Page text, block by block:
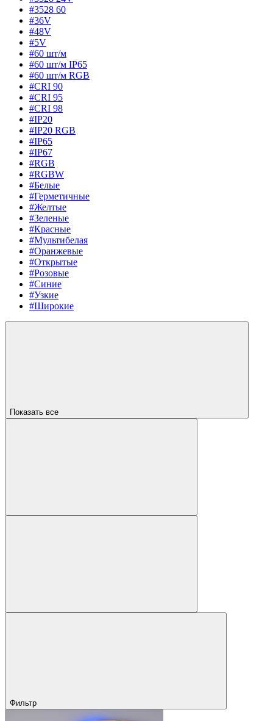
#3528 60
#36V
#48V
#5V
#60 шт/м
#60 шт/м IP65
#60 шт/м RGB
#CRI 90
#CRI 95
#CRI 98
#IP20
#IP20 RGB
#IP65
#IP67
#RGB
#RGBW
#Белые
#Герметичные
#Желтые
#Зеленые
#Красные
#Мультибелая
#Оранжевые
#Открытые
#Розовые
#Синие
#Узкие
#Широкие
Показать все
Фильтр